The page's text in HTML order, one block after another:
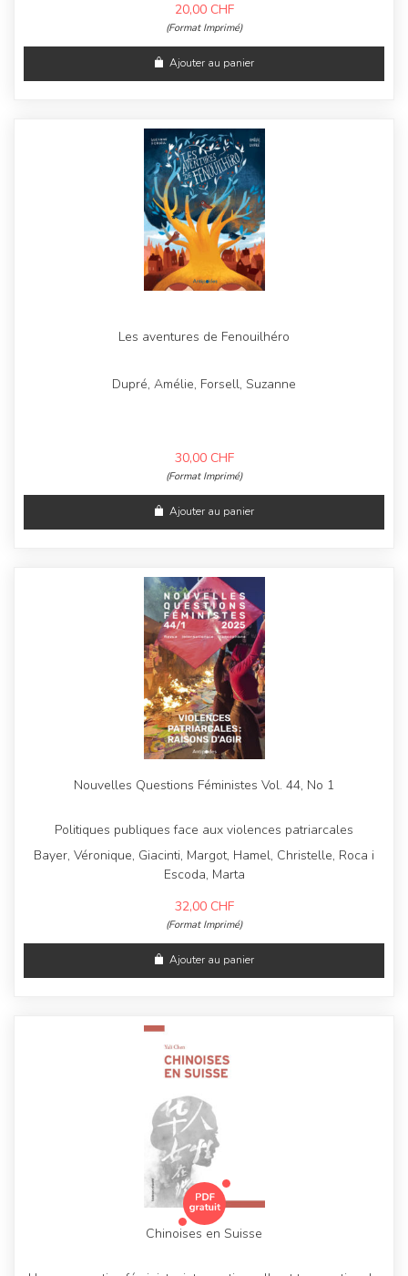
20,00 CHF
(Format Imprimé)
Ajouter au panier
Les aventures de Fenouilhéro
Dupré, Amélie, Forsell, Suzanne
30,00 CHF
(Format Imprimé)
Ajouter au panier
Nouvelles Questions Féministes Vol. 44, No 1
Politiques publiques face aux violences patriarcales
Bayer, Véronique, Giacinti, Margot, Hamel, Christelle, Roca i
Escoda, Marta
32,00 CHF
(Format Imprimé)
Ajouter au panier
Chinoises en Suisse